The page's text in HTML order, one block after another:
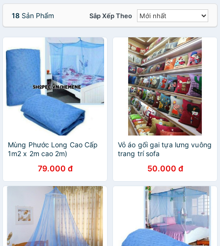
18 Sản Phẩm Sắp Xếp Theo
Mùng Phước Long Cao Cấp
1m2 x 2m cao 2m)
79.000 đ
Vỏ áo gối gai tựa lưng vuông
trang trí sofa
50.000 đ